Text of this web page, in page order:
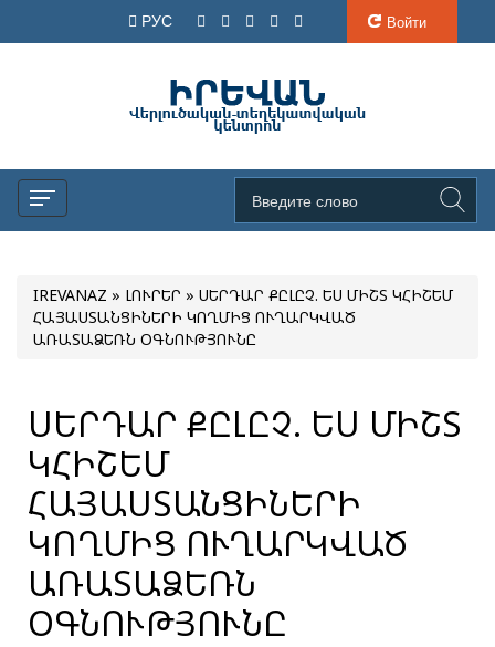
РУС Войти
IREVANAZ » ԼՈՒՐԵՐ » ՍԵՐԴԱՐ ՔԸԼԸՉ. ԵՍ ՄԻՇՏ ԿՀԻՇԵՄ
ՀԱՅԱՍՏԱՆՑԻՆԵՐԻ ԿՈՂՄԻՑ ՈՒՂԱՐԿՎԱԾ
ԱՌԱՏԱՁԵՌՆ ՕԳՆՈՒԹՅՈՒՆԸ
ՍԵՐԴԱՐ ՔԸԼԸՉ. ԵՍ ՄԻՇՏ
ԿՀԻՇԵՄ
ՀԱՅԱՍՏԱՆՑԻՆԵՐԻ
ԿՈՂՄԻՑ ՈՒՂԱՐԿՎԱԾ
ԱՌԱՏԱՁԵՌՆ
ՕԳՆՈՒԹՅՈՒՆԸ